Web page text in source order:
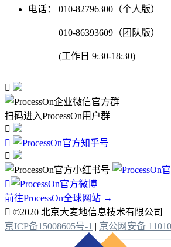
电话：
010-82796300（个人版）
010-86393609（团队版）
(工作日 9:30-18:30)

扫码进入ProcessOn用户群




前往ProcessOn全球网站 →
 ©2020 北京大麦地信息技术有限公司
京ICP备15008605号-1 | 京公网安备